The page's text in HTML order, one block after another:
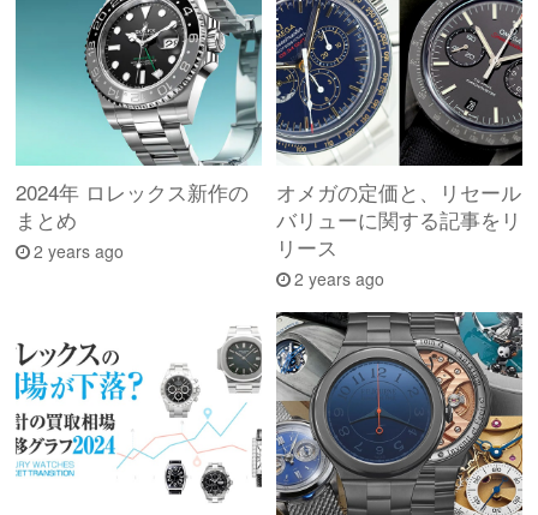
2024年 ロレックス新作の
まとめ
2 years ago
オメガの定価と、リセール
バリューに関する記事をリ
リース
2 years ago